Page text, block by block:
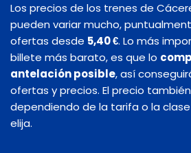
Los precios de los trenes de
pueden variar mucho,
ofertas desde 5,40 €. Lo más
billete más barato, es que lo
antelación posible, así
ofertas y precios. El precio
dependiendo de la tarifa o la
elija.